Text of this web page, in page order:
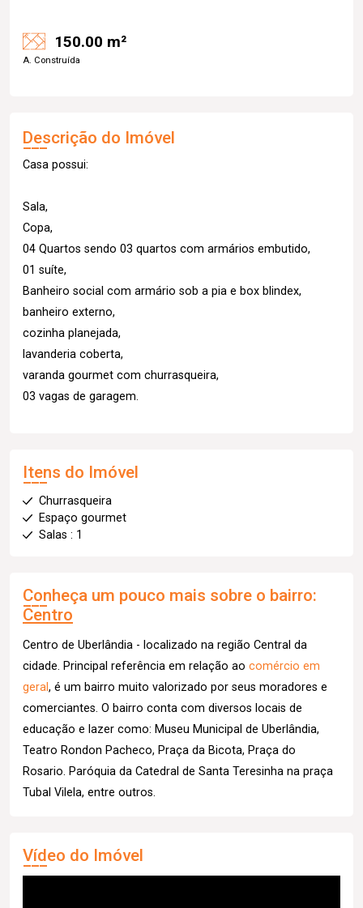
150.00 m²
A. Construída
Descrição do Imóvel
Casa possui:
Sala,
Copa,
04 Quartos sendo 03 quartos com armários embutido,
01 suíte,
Banheiro social com armário sob a pia e box blindex,
banheiro externo,
cozinha planejada,
lavanderia coberta,
varanda gourmet com churrasqueira,
03 vagas de garagem.
Itens do Imóvel
Churrasqueira
Espaço gourmet
Salas : 1
Conheça um pouco mais sobre o bairro:
Centro
Centro de Uberlândia - localizado na região Central da
cidade. Principal referência em relação ao comércio em
geral, é um bairro muito valorizado por seus moradores e
comerciantes. O bairro conta com diversos locais de
educação e lazer como: Museu Municipal de Uberlândia,
Teatro Rondon Pacheco, Praça da Bicota, Praça do
Rosario. Paróquia da Catedral de Santa Teresinha na praça
Tubal Vilela, entre outros.
Vídeo do Imóvel